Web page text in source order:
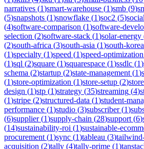
narratives (1)smart-warehouse (1)smb (9)
(5)snapshots (1)snowflake (1)soc2 (5)
(4)software-comparison (1)software-
selection (2)software-stack (1)solar-energy
(2)south-africa (3)south-asia (1)south-korea
(1)specialty (1)speed (1)speed-optimization
(1)sql (2)square (1)squarespace (1)ssdlc (1)
schema (2)startup (2)state-management (1)
(1)store-optimization (1)store-setup (2)
design (1)stp (1)strategy (35)streaming (4)
(1)stripe (2)structured-data (1)student-
performance (1)studio (3)subscriber(1)
(6)supplier(1)supply-chain (28)support (6)
(14)sustainability-roi (1)sustainable-
procurement (1)sync (1)tableau (3)
acquisition (2)tally (4)tally-prime (1)